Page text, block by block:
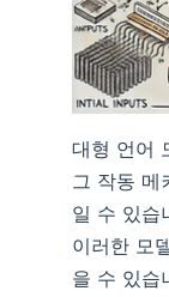
대형 언어
그 작동 메
일 수 있습
이러한 모
을 수 있습